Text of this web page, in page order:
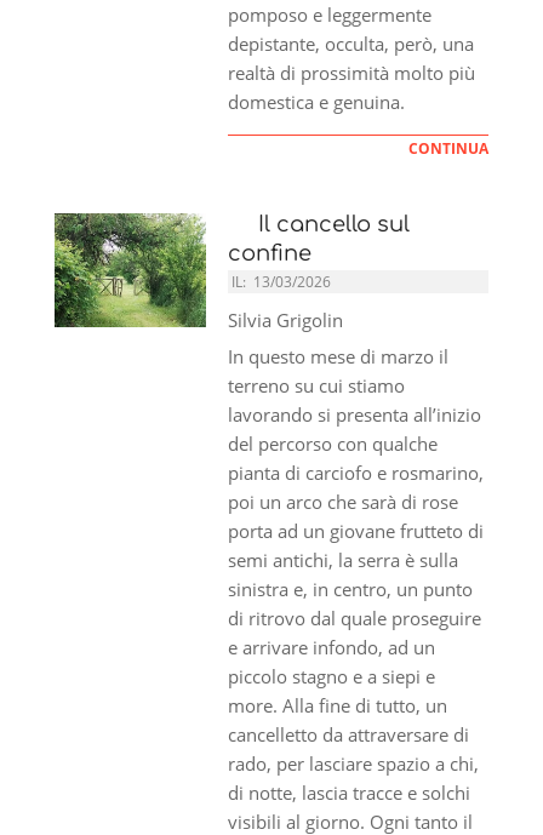
pomposo e leggermente
depistante, occulta, però, una
realtà di prossimità molto più
domestica e genuina.
CONTINUA
Il cancello sul
confine
IL: 13/03/2026
Silvia Grigolin
In questo mese di marzo il
terreno su cui stiamo
lavorando si presenta all’inizio
del percorso con qualche
pianta di carciofo e rosmarino,
poi un arco che sarà di rose
porta ad un giovane frutteto di
semi antichi, la serra è sulla
sinistra e, in centro, un punto
di ritrovo dal quale proseguire
e arrivare infondo, ad un
piccolo stagno e a siepi e
more. Alla fine di tutto, un
cancelletto da attraversare di
rado, per lasciare spazio a chi,
di notte, lascia tracce e solchi
visibili al giorno. Ogni tanto il